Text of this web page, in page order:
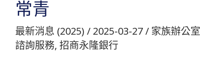
常青
最新消息 (2025) / 2025-03-27/ 家族辦公室
諮詢服務, 招商永隆銀行